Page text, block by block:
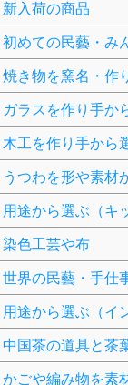
新入荷の商品
初めての民藝・み
焼き物を窯名・作
ガラスを作り手か
木工を作り手から
うつわを形や素材
用途から選ぶ（キ
染色工芸や布
世界の民藝・手仕
用途から選ぶ（イ
中国茶の道具と茶
かごや編み物を素